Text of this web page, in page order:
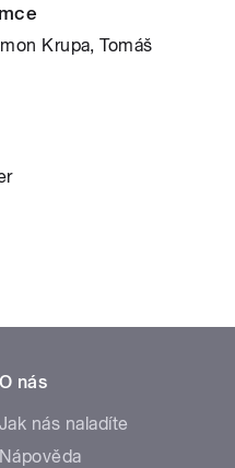
Krupa, Tomáš
O nás
Jak nás naladíte
Nápověda